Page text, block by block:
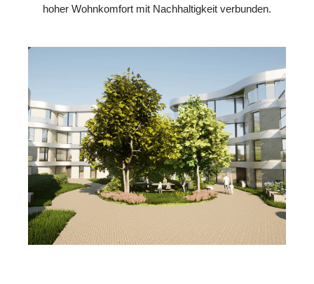
hoher Wohnkomfort mit Nachhaltigkeit verbunden.